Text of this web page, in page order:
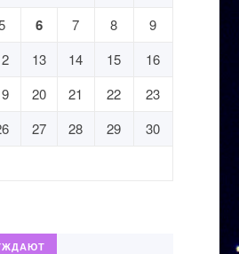
6 7 8
9
13 14 15
16
20 21 22
23
27 28 29
30